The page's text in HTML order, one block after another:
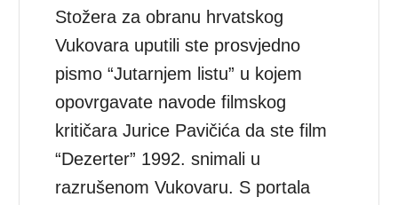
Stožera za obranu hrvatskog
Vukovara uputili ste prosvjedno
pismo “Jutarnjem listu” u kojem
opovrgavate navode filmskog
kritičara Jurice Pavičića da ste film
“Dezerter” 1992. snimali u
razrušenom Vukovaru. S portala